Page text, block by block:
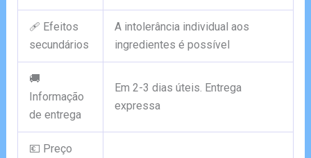
🩹 Efeitos
secundários
A intolerância individual aos
ingredientes é possível
🚚
Informação
de entrega
Em 2-3 dias úteis. Entrega
expressa
💶 Preço